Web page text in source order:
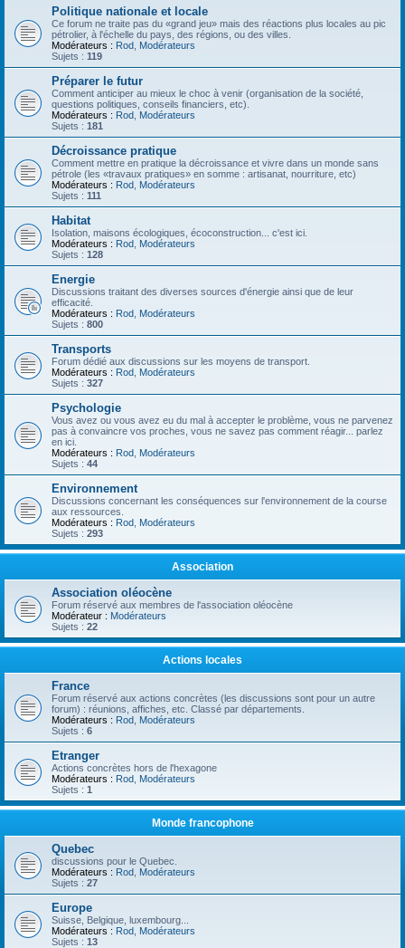
Politique nationale et locale
Ce forum ne traite pas du «grand jeu» mais des réactions plus locales au pic
pétrolier, à l'échelle du pays, des régions, ou des villes.
Modérateurs : Rod Modérateurs
Sujets : 119
Préparer le futur
Comment anticiper au mieux le choc à venir (organisation de la société,
questions politiques, conseils financiers, etc).
Modérateurs : Rod Modérateurs
Sujets : 181
Décroissance pratique
Comment mettre en pratique la décroissance et vivre dans un monde sans
pétrole (les «travaux pratiques» en somme : artisanat, nourriture, etc)
Modérateurs : Rod Modérateurs
Sujets : 111
Habitat
Isolation, maisons écologiques, écoconstruction... c'est ici.
Modérateurs : Rod Modérateurs
Sujets : 128
Energie
Discussions traitant des diverses sources d'énergie ainsi que de leur
efficacité.
Modérateurs : Rod Modérateurs
Sujets : 800
Transports
Forum dédié aux discussions sur les moyens de transport.
Modérateurs : Rod Modérateurs
Sujets : 327
Psychologie
Vous avez ou vous avez eu du mal à accepter le problème, vous ne parvenez
pas à convaincre vos proches, vous ne savez pas comment réagir... parlez
en ici.
Modérateurs : Rod Modérateurs
Sujets : 44
Environnement
Discussions concernant les conséquences sur l'environnement de la course
aux ressources.
Modérateurs : Rod Modérateurs
Sujets : 293
Association
Association oléocène
Forum réservé aux membres de l'association oléocène
Modérateur : Modérateurs
Sujets : 22
Actions locales
France
Forum réservé aux actions concrètes (les discussions sont pour un autre
forum) : réunions, affiches, etc. Classé par départements.
Modérateurs : Rod Modérateurs
Sujets : 6
Etranger
Actions concrètes hors de l'hexagone
Modérateurs : Rod Modérateurs
Sujets : 1
Monde francophone
Quebec
discussions pour le Quebec.
Modérateurs : Rod Modérateurs
Sujets : 27
Europe
Suisse, Belgique, luxembourg...
Modérateurs : Rod Modérateurs
Sujets : 13